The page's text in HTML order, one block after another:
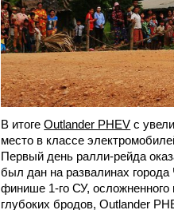
В итогеOutlander PHEV с
место в классе
Первый день ралли-рейда
был дан на развалинах
финише 1-го СУ,
глубоких бродов, Outlander